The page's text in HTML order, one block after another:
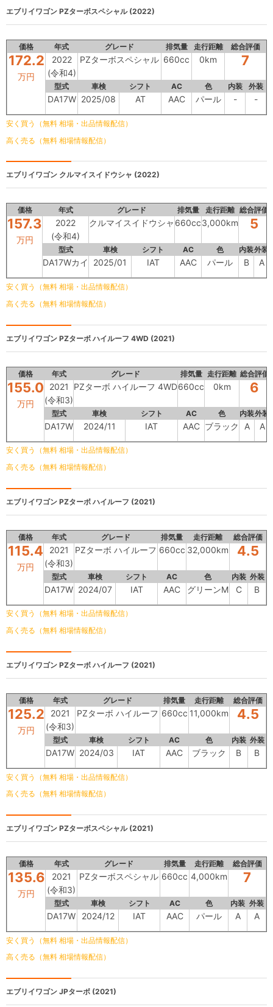
エブリイワゴン PZターボスペシャル (2022)
価格 年式 グレード 排気量 走行距離 総合評価
172.2
万円
2022
(令和4)
PZターボスペシャル 660cc 0km 7
型式 車検 シフト AC 色 内装 外装
DA17W 2025/08 AT AAC パール - -
安く買う（無料 相場・出品情報配信）
高く売る（無料 相場情報配信）
エブリイワゴン クルマイスイドウシャ (2022)
価格 年式 グレード 排気量 走行距離 総合評価
157.3
万円
2022
(令和4)
クルマイスイドウシャ 660cc3,000km 5
型式 車検 シフト AC 色 内装外装
DA17Wカイ 2025/01 IAT AAC パール B A
安く買う（無料 相場・出品情報配信）
高く売る（無料 相場情報配信）
エブリイワゴン PZターボ ハイルーフ 4WD (2021)
価格 年式 グレード 排気量 走行距離 総合評価
155.0
万円
2021
(令和3)
PZターボ ハイルーフ 4WD660cc 0km 6
型式 車検 シフト AC 色 内装外装
DA17W 2024/11 IAT AAC ブラック A A
安く買う（無料 相場・出品情報配信）
高く売る（無料 相場情報配信）
エブリイワゴン PZターボ ハイルーフ (2021)
価格 年式 グレード 排気量 走行距離 総合評価
115.4
万円
2021
(令和3)
PZターボ ハイルーフ 660cc 32,000km 4.5
型式 車検 シフト AC 色 内装 外装
DA17W 2024/07 IAT AAC グリーンM C B
安く買う（無料 相場・出品情報配信）
高く売る（無料 相場情報配信）
エブリイワゴン PZターボ ハイルーフ (2021)
価格 年式 グレード 排気量 走行距離 総合評価
125.2
万円
2021
(令和3)
PZターボ ハイルーフ 660cc 11,000km 4.5
型式 車検 シフト AC 色 内装 外装
DA17W 2024/03 IAT AAC ブラック B B
安く買う（無料 相場・出品情報配信）
高く売る（無料 相場情報配信）
エブリイワゴン PZターボスペシャル (2021)
価格 年式 グレード 排気量 走行距離 総合評価
135.6
万円
2021
(令和3)
PZターボスペシャル 660cc 4,000km 7
型式 車検 シフト AC 色 内装 外装
DA17W 2024/12 IAT AAC パール A A
安く買う（無料 相場・出品情報配信）
高く売る（無料 相場情報配信）
エブリイワゴン JPターボ (2021)